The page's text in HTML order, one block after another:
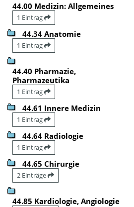
44.00 Medizin: Allgemeines
1 Eintrag
44.34 Anatomie
1 Eintrag
44.40 Pharmazie,
Pharmazeutika
1 Eintrag
44.61 Innere Medizin
1 Eintrag
44.64 Radiologie
1 Eintrag
44.65 Chirurgie
2 Einträge
44.85 Kardiologie, Angiologie